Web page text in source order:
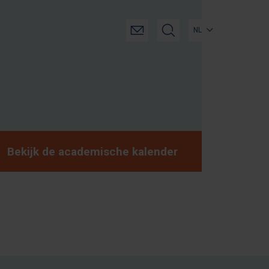
NL
Bekijk de academische kalender